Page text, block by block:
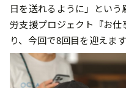
日を送れるように」とい
労支援プロジェクト『お
り、今回で8回目を迎えます